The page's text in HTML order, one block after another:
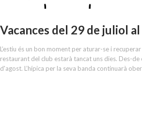
Vacances del 29 de juliol al
L’estiu és un bon moment per aturar-se i
restaurant del club estarà tancat uns dies. Des-
d'agost. L’hípica per la seva banda continuarà